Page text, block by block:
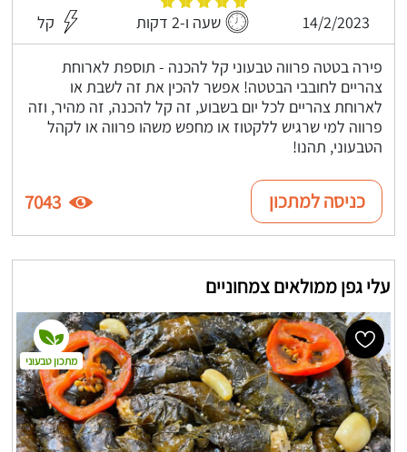
14/2/2023 שעה ו-2 דקות קל
פירה בטטה פרווה טבעוני קל להכנה - תוספת לארוחת
צהריים לחובבי הבטטה! אפשר להכין את זה לשבת או
לארוחת צהריים לכל יום בשבוע, זה קל להכנה, זה מהיר, וזה
פרווה למי שרגיש ללקטוז או מחפש משהו פרווה או לקהל
הטבעוני, תהנו!
כניסה למתכון 7043
עלי גפן ממולאים צמחוניים
מתכון טבעוני